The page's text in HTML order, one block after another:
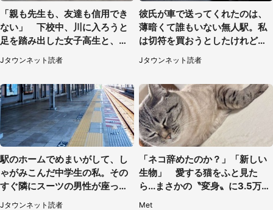
「親も先生も、友達も信用でき
ない」 下校中、川に入ろうと
足を踏み出した女子高生と、彼
女を止めた予想外の存在
Jタウンネット読者
彼氏が車で送ってくれたのは、
薄暗くて誰もいない無人駅。私
は切符を買おうとしたけれど
（山形県・20代女性）
Jタウンネット読者
駅のホームでめまいがして、し
ゃがみこんだ中学生の私。その
すぐ隣にスーツの男性が座って
きて（千葉県・20代女性）
Jタウンネット読者
「ネコ辞めたのか？」「新しい
生物」 愛する猫をふと見た
ら...まさかの〝変身〟に3.5万人
Met